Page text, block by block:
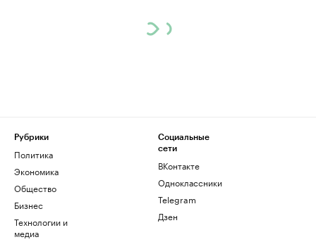
Рубрики
Политика
Экономика
Общество
Бизнес
Технологии и
медиа
Социальные
сети
ВКонтакте
Одноклассники
Telegram
Дзен